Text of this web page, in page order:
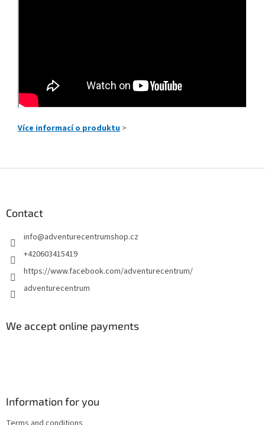
Více informací o produktu >
Contact
info@adventurecentrumshop.cz
+420603415419
https://www.facebook.com/adventurecentrum/
adventurecentrum
We accept online payments
Information for you